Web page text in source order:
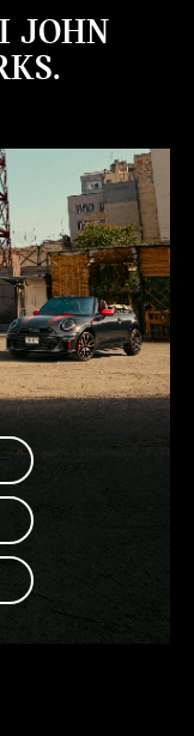
JOHN